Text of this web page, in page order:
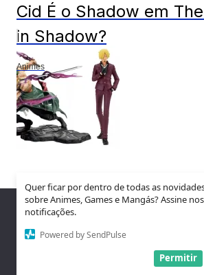
Quer ficar por dentro de todas as
sobre Animes, Games e Mangás? Assine
notificações.
Powered by SendPulse
Permitir
Cid É o Shadow em
in Shadow?
Animes
Action Figure One
Descontos de Até 52%
Animes
Nós utilizamos cookies para garantir que
experiência em nosso site. Se você
assumimos que você está
Entendi!